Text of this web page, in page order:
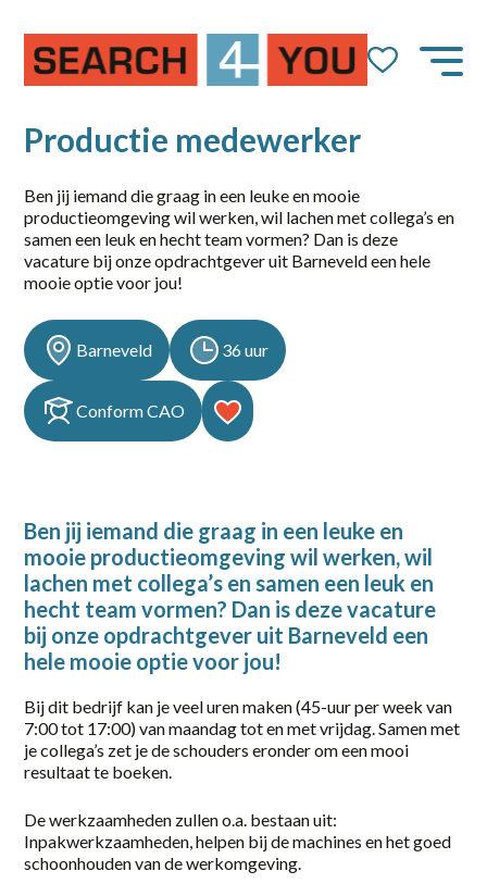
Productie medewerker
Ben jij iemand die graag in een leuke en mooie
productieomgeving wil werken, wil lachen met collega’s en
samen een leuk en hecht team vormen? Dan is deze
vacature bij onze opdrachtgever uit Barneveld een hele
mooie optie voor jou!
Barneveld 36 uur
Conform CAO
Ben jij iemand die graag in een leuke en
mooie productieomgeving wil werken, wil
lachen met collega’s en samen een leuk en
hecht team vormen? Dan is deze vacature
bij onze opdrachtgever uit Barneveld een
hele mooie optie voor jou!
Bij dit bedrijf kan je veel uren maken (45-uur per week van
7:00 tot 17:00) van maandag tot en met vrijdag. Samen met
je collega’s zet je de schouders eronder om een mooi
resultaat te boeken.
De werkzaamheden zullen o.a. bestaan uit:
Inpakwerkzaamheden, helpen bij de machines en het goed
schoonhouden van de werkomgeving.
Job Alert
E-mail
dienstverband
20-36 uur
24 - 40
24 - 40 uur
36
36 uur
38 uur
40